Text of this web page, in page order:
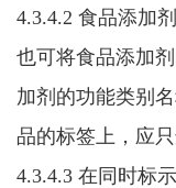
4.3.4.2 食品添加
也可将食品添加
加剂的功能类别
品的标签上， 应只
4.3.4.3 在同时标